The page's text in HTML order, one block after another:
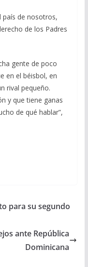
país de nosotros,
de los Padres
gente de poco
en el béisbol, en
rival pequeño.
y que tiene ganas
de qué hablar”,
para su segundo
ante República
Dominicana